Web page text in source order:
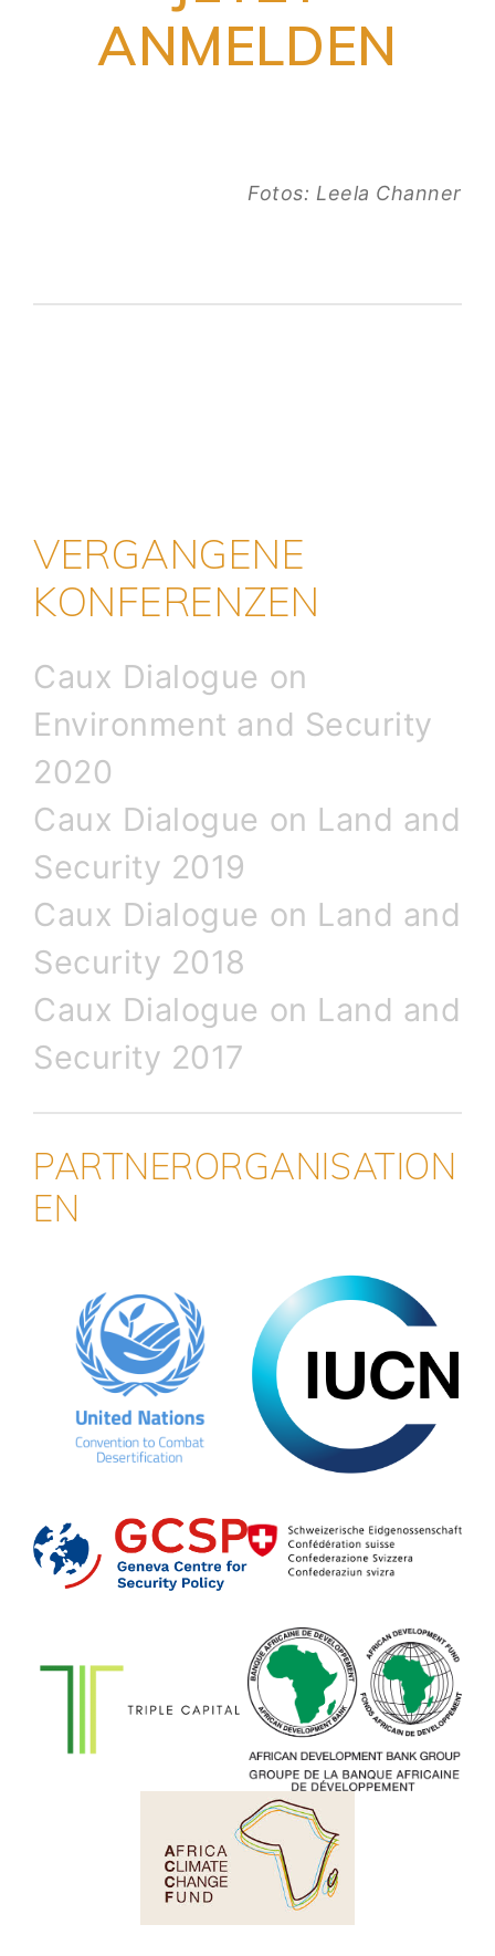
ANMELDEN
Fotos: Leela Channer
VERGANGENE
KONFERENZEN
Caux Dialogue on
Environment and Security
2020
Caux Dialogue on Land and
Security 2019
Caux Dialogue on Land and
Security 2018
Caux Dialogue on Land and
Security 2017
PARTNERORGANISATION
EN